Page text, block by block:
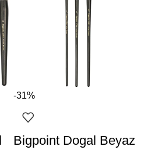
-31%
Bigpoint Dogal Beyaz